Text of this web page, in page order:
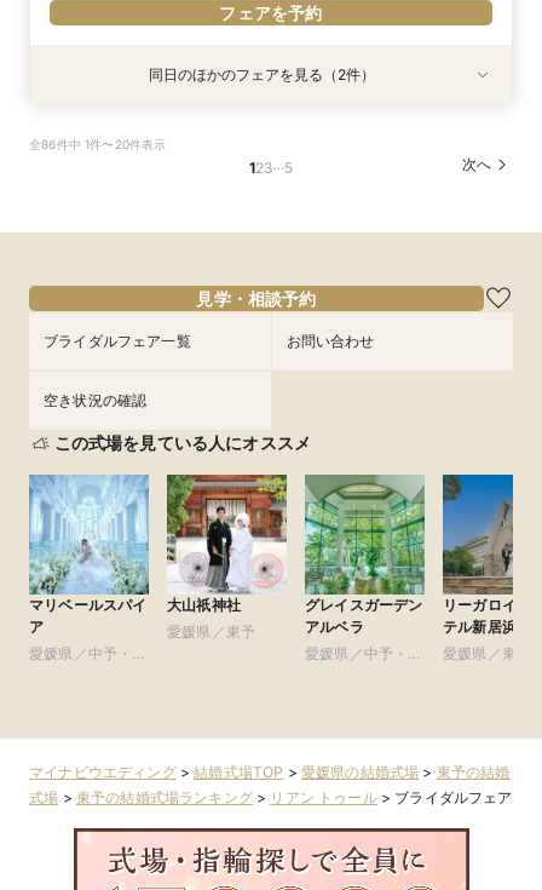
フェアを予約
衣装試着 特典あり
8/26
神殿見学×和装試着＆人気食べ比べ試食
フェアを予約
衣装試着 特典あり
8/26
試食×30,000円GIFT付相談会
同日のほかのフェアを見る（2件）
全86件中 1件〜20件表示
123…5 次へ
見学・相談予約
ブライダルフェア一覧 お問い合わせ
空き状況の確認
この式場を見ている人にオススメ
マリベールスパイ
ア
愛媛県／中予・南
大山祇神社
愛媛県／東予
グレイスガーデン
アルベラ
愛媛県／中予・南
リーガロイヤ
テル新居浜
愛媛県／東予
マイナビウエディング>結婚式場TOP > 愛媛県の結婚式場 > 東予の結婚
式場 > 東予の結婚式場ランキング> リアン トゥール> ブライダルフェア